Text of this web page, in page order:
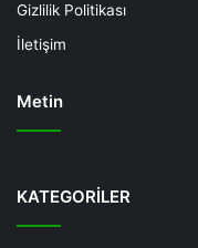
Gizlilik Politikası
İletişim
Metin
Bonusu
KATEGORİLER